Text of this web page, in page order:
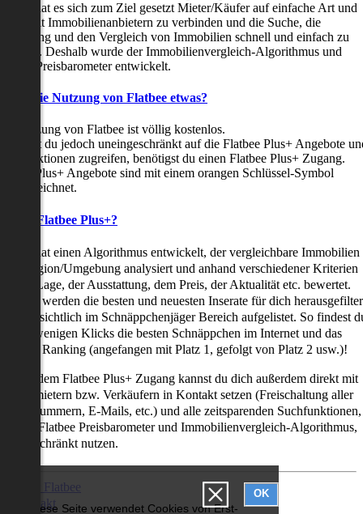
Diese Seite verwendet Cookies von Erst-
OK
hat es sich zum Ziel gesetzt Mieter/Käufer auf einfache Art und
mit Immobilienanbietern zu verbinden und die Suche, die
und den Vergleich von Immobilien schnell und einfach zu
Deshalb wurde der Immobilienvergleich-Algorithmus und
Preisbarometer entwickelt.
die Nutzung von Flatbee etwas?
Nutzung von Flatbee ist völlig kostenlos.
du jedoch uneingeschränkt auf die Flatbee Plus+ Angebote
zugreifen, benötigst du einen Flatbee Plus+ Zugang.
Plus+ Angebote sind mit einem orangen Schlüssel-Symbol
ist Flatbee Plus+?
hat einen Algorithmus entwickelt, der vergleichbare Immobilien
Region/Umgebung analysiert und anhand verschiedener Kriterien
der Lage, der Ausstattung, dem Preis, der Aktualität etc. bewertet.
werden die besten und neuesten Inserate für dich
übersichtlich im Schnäppchenjäger Bereich aufgelistet. So findest
nur wenigen Klicks die besten Schnäppchen im Internet und das
als Ranking (angefangen mit Platz 1, gefolgt von Platz 2 usw.)!
mit dem Flatbee Plus+ Zugang kannst du dich außerdem direkt mit
Vermietern bzw. Verkäufern in Kontakt setzen (Freischaltung aller
E-Mails, etc.) und alle zeitsparenden Suchfunktionen,
den Flatbee Preisbarometer und Immobilienvergleich-Algorithmus,
nutzen.
Über Flatbee
Kontakt